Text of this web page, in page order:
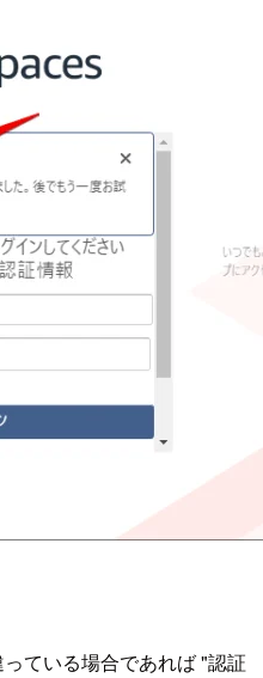
ている場合であれば "認証